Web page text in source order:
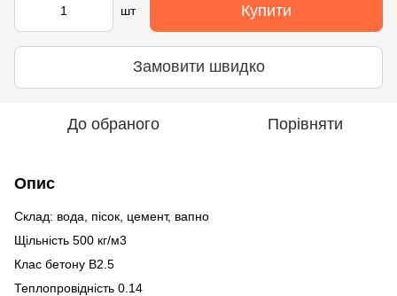
шт Купити
Замовити швидко
До обраного Порівняти
Опис
Склад: вода, пісок, цемент, вапно
Щільність 500 кг/м3
Клас бетону B2.5
Теплопровідність 0.14